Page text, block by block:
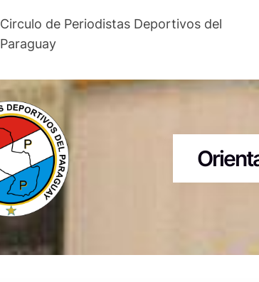
Circulo de Periodistas Deportivos del
Paraguay